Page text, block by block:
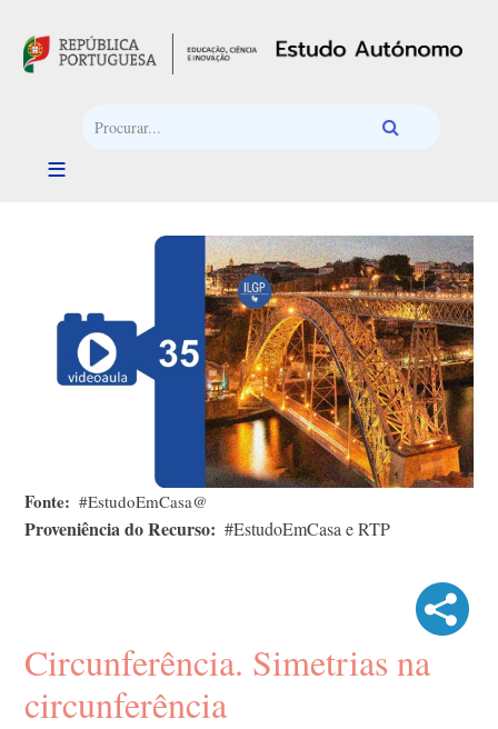
Fonte #EstudoEmCasa@
Proveniência do Recurso #EstudoEmCasa e RTP
Circunferência. Simetrias na
circunferência